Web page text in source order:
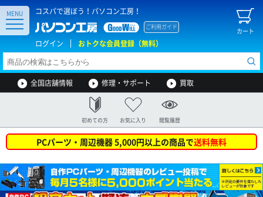
コスパで選ぼう！パソコン工房！
カート
ご利用ガイド
ログイン おトクな会員登録（無料）
MENU
全国店舗情報 修理・サポート 買取
初めての方 お気に入り 閲覧履歴
PCパーツ・周辺機器 5,000円以上の商品で送料無料